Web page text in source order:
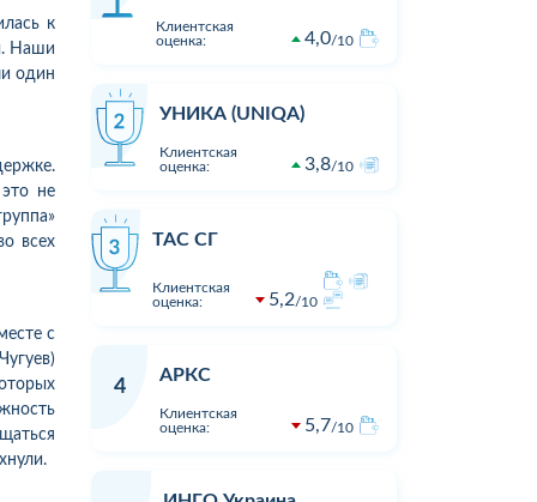
к
Наши
один
не
всех
с
Клиентская
оценка:
4,0 10
УНИКА (UNIQA)
Клиентская
оценка:
3,8 10
ТАС СГ
Клиентская
оценка:
5,2 10
4
АРКС
Клиентская
оценка:
5,7 10